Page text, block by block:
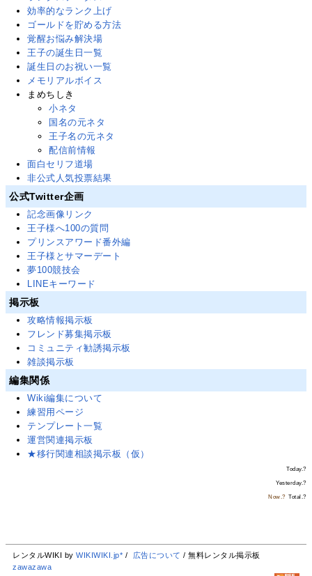
効率的なランク上げ
ゴールドを貯める方法
覚醒お悩み解決場
王子の誕生日一覧
誕生日のお祝い一覧
メモリアルボイス
まめちしき
小ネタ
国名の元ネタ
王子名の元ネタ
配信前情報
面白セリフ道場
非公式人気投票結果
公式Twitter企画
記念画像リンク
王子様へ100の質問
プリンスアワード番外編
王子様とサマーデート
夢100競技会
LINEキーワード
掲示板
攻略情報掲示板
フレンド募集掲示板
コミュニティ勧誘掲示板
雑談掲示板
編集関係
Wiki編集について
練習用ページ
テンプレート一覧
運営関連掲示板
★移行関連相談掲示板（仮）
Today.?
Yesterday.?
Now.? Total.?
レンタルWIKI byWIKIWIKI.jp* / 広告について / 無料レンタル掲示板
zawazawa